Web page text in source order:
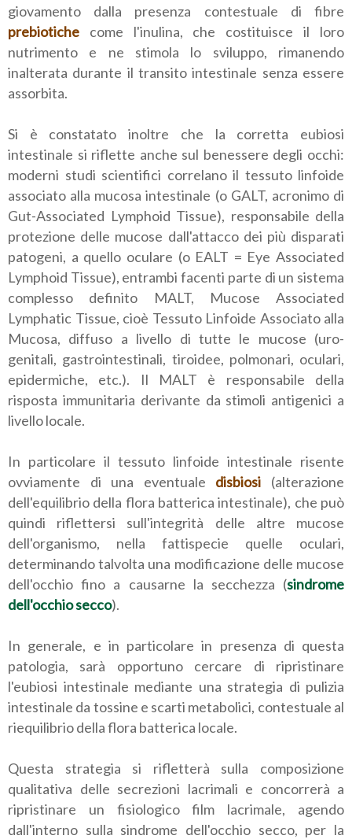
giovamento dalla presenza contestuale di fibre
prebiotiche come l'inulina, che costituisce il loro
nutrimento e ne stimola lo sviluppo, rimanendo
inalterata durante il transito intestinale senza essere
assorbita.
Si è constatato inoltre che la corretta eubiosi
intestinale si riflette anche sul benessere degli occhi:
moderni studi scientifici correlano il tessuto linfoide
associato alla mucosa intestinale (o GALT, acronimo di
Gut-Associated Lymphoid Tissue), responsabile della
protezione delle mucose dall'attacco dei più disparati
patogeni, a quello oculare (o EALT = Eye Associated
Lymphoid Tissue), entrambi facenti parte di un sistema
complesso definito MALT, Mucose Associated
Lymphatic Tissue, cioè Tessuto Linfoide Associato alla
Mucosa, diffuso a livello di tutte le mucose (uro-
genitali, gastrointestinali, tiroidee, polmonari, oculari,
epidermiche, etc.). Il MALT è responsabile della
risposta immunitaria derivante da stimoli antigenici a
livello locale.
In particolare il tessuto linfoide intestinale risente
ovviamente di una eventuale disbiosi (alterazione
dell'equilibrio della flora batterica intestinale), che può
quindi riflettersi sull'integrità delle altre mucose
dell'organismo, nella fattispecie quelle oculari,
determinando talvolta una modificazione delle mucose
dell'occhio fino a causarne la secchezza (sindrome
dell'occhio secco).
In generale, e in particolare in presenza di questa
patologia, sarà opportuno cercare di ripristinare
l'eubiosi intestinale mediante una strategia di pulizia
intestinale da tossine e scarti metabolici, contestuale al
riequilibrio della flora batterica locale.
Questa strategia si rifletterà sulla composizione
qualitativa delle secrezioni lacrimali e concorrerà a
ripristinare un fisiologico film lacrimale, agendo
dall'interno sulla sindrome dell'occhio secco, per la